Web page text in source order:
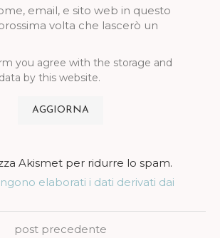
email, e sito web in questo
volta che lascerò un
you agree with the storage and
by this website.
Akismet per ridurre lo spam.
elaborati i dati derivati dai
post precedente